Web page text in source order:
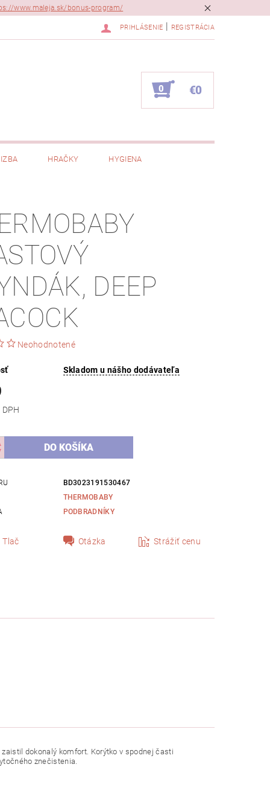
www.maleja.sk/bonus-program/
PRIHLÁSENIE REGISTRÁCIA
0 €0
HRAČKY HYGIENA
DEEP
Neohodnotené
Skladom u nášho dodávateľa
DPH
BD3023191530467
THERMOBABY
PODBRADNÍKY
Tlač Otázka Strážiť cenu
dokonalý komfort. Korýtko v spodnej časti
znečistenia.